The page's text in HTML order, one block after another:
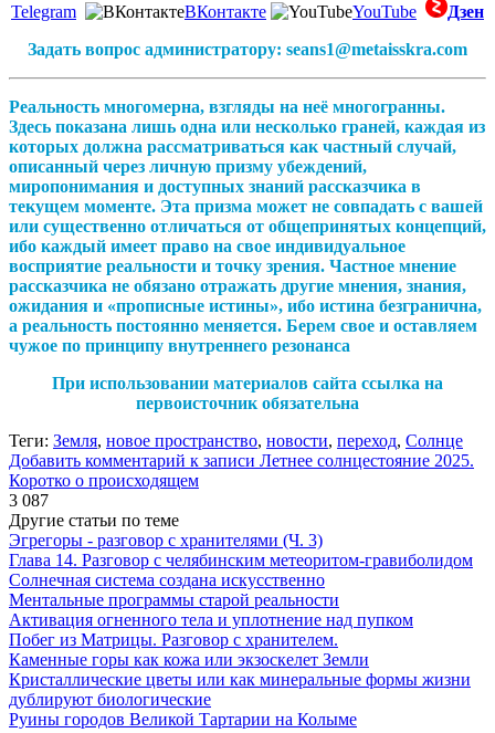
Telegram ВКонтакте YouTube
Дзен
Задать вопрос администратору: seans1@metaisskra.com
Реальность многомерна, взгляды на неё многогранны.
Здесь показана лишь одна или несколько граней, каждая из
которых должна рассматриваться как частный случай,
описанный через личную призму убеждений,
миропонимания и доступных знаний рассказчика в
текущем моменте. Эта призма может не совпадать с вашей
или существенно отличаться от общепринятых концепций,
ибо каждый имеет право на свое индивидуальное
восприятие реальности и точку зрения. Частное мнение
рассказчика не обязано отражать другие мнения, знания,
ожидания и «прописные истины», ибо истина безгранична,
а реальность постоянно меняется. Берем свое и оставляем
чужое по принципу внутреннего резонанса
При использовании материалов сайта ссылка на
первоисточник обязательна
Теги: Земля, новое пространство, новости, переход, Солнце
Добавить комментарий к записи Летнее солнцестояние 2025.
Коротко о происходящем
3 087
Другие статьи по теме
Эгрегоры - разговор с хранителями (Ч. 3)
Глава 14. Разговор с челябинским метеоритом-гравиболидом
Солнечная система создана искусственно
Ментальные программы старой реальности
Активация огненного тела и уплотнение над пупком
Побег из Матрицы. Разговор с хранителем.
Каменные горы как кожа или экзоскелет Земли
Кристаллические цветы или как минеральные формы жизни
дублируют биологические
Руины городов Великой Тартарии на Колыме